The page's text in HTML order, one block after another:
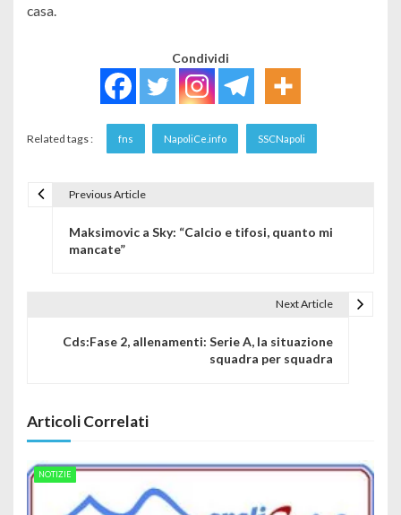
casa.
Condividi
Related tags : fns NapoliCe.info SSCNapoli
Previous Article
Maksimovic a Sky: “Calcio e tifosi, quanto mi
mancate”
Next Article
Cds:Fase 2, allenamenti: Serie A, la situazione
squadra per squadra
Articoli Correlati
NOTIZIE